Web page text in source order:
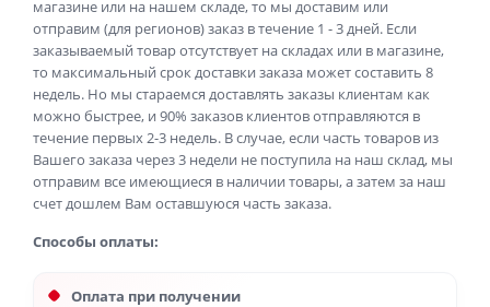
магазине или на нашем складе, то мы доставим или
отправим (для регионов) заказ в течение 1 - 3 дней. Если
заказываемый товар отсутствует на складах или в магазине,
то максимальный срок доставки заказа может составить 8
недель. Но мы стараемся доставлять заказы клиентам как
можно быстрее, и 90% заказов клиентов отправляются в
течение первых 2-3 недель. В случае, если часть товаров из
Вашего заказа через 3 недели не поступила на наш склад, мы
отправим все имеющиеся в наличии товары, а затем за наш
счет дошлем Вам оставшуюся часть заказа.
Способы оплаты:
Оплата при получении